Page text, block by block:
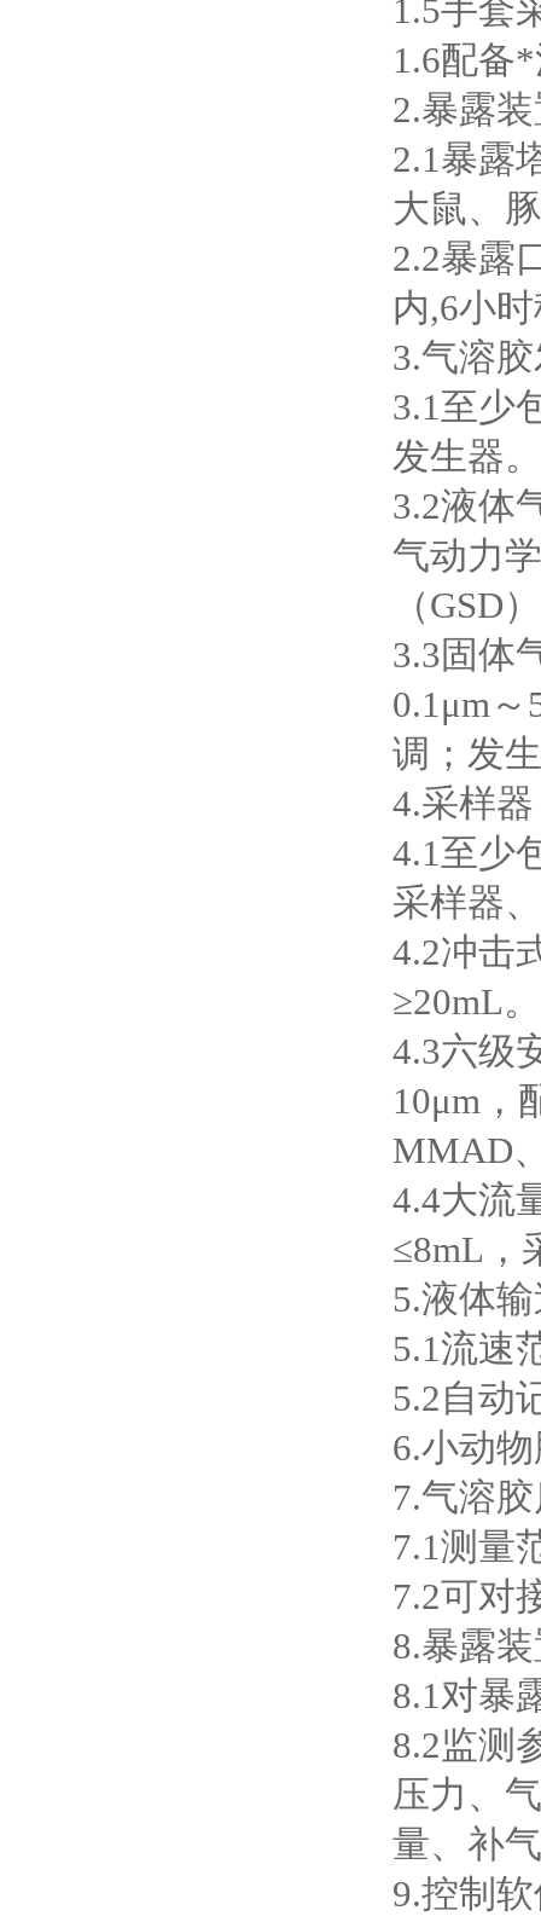
1.5手套
1.6配备
2.暴露
2.1暴露
大鼠、
2.2暴露
内,6小
3.气溶
3.1至少
发生器。
3.2液体
气动力
（GSD
3.3固体
0.1μm
调；发
4.采样器
4.1至少
采样器
4.2冲击
≥20mL。
4.3六级
10μm，
MMAD
4.4大流
≤8mL，
5.液体
5.1流速
5.2自动
6.小动
7.气溶
7.1测量
7.2可对
8.暴露
8.1对暴
8.2监测
压力、
量、补
9.控制